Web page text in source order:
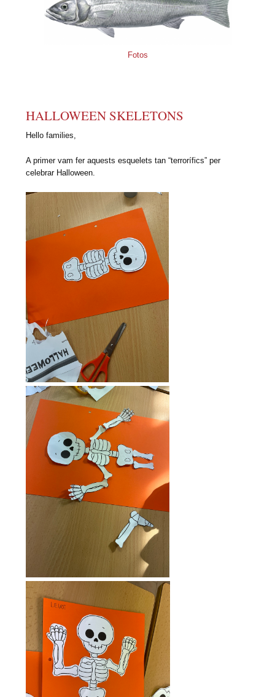
Fotos
HALLOWEEN SKELETONS
Hello families,
A primer vam fer aquests esquelets tan “terrorífics” per
celebrar Halloween.